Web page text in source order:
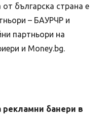
българска страна е
– БАУРЧР и
партньори на
и Money.bg.
рекламни банери в